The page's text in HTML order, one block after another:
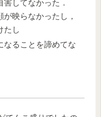
してなかった．
映らなかったし，
たし
なることを諦めてな